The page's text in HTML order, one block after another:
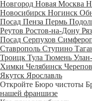
Новгород Новая Москва
Новосибирск Ногинск
Посад Пенза Пермь
Реутов Ростов-на-Дону
Посад Серпухов
Ставрополь Ступино
Троицк Тула Тюмень
Химки Челябинск
Якутск Ярославль
Откройте Бюро чистоты
нашей франшизе